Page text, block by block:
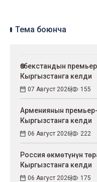
Тема боюнча
Өзбекстандын
Кыргызстанга келди
07 Август 2026 155
Армениянын
Кыргызстанга келди
06 Август 2026 222
Россия өкмөтүнүн
Кыргызстанга келди
06 Август 2026 175